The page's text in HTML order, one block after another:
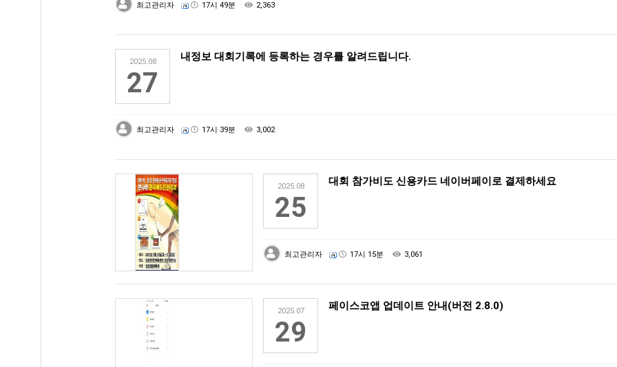
최고관리자 17시 49분 2,363
2025.08
27
내정보 대회기록에 등록하는 경우를 알려드립니다.
최고관리자 17시 39분 3,002
2025.08
25
대회 참가비도 신용카드 네이버페이로 결제하세요
최고관리자 17시 15분 3,061
2025.07
29
페이스코앱 업데이트 안내(버전 2.8.0)